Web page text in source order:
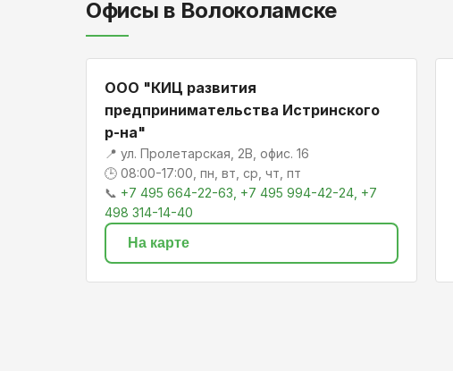
Офисы в Волоколамске
ООО "КИЦ развития
предпринимательства Истринского
р-на"
📍 ул. Пролетарская, 2В, офис. 16
🕒 08:00-17:00, пн, вт, ср, чт, пт
📞 +7 495 664-22-63, +7 495 994-42-24, +7
498 314-14-40
На карте